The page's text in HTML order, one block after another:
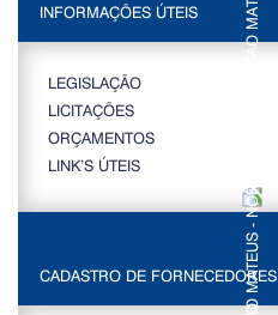
INFORMAÇÕES ÚTEIS
LEGISLAÇÃO
LICITAÇÕES
ORÇAMENTOS
LINK’S ÚTEIS
CADASTRO DE FORNECEDORES